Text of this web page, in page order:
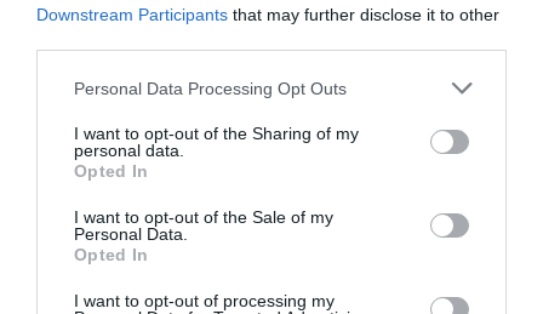
Downstream Participants that may further disclose it to other
Please note that this website/app uses one or more Google
not limited to your visit or usage behaviour. You may click to
grant or deny consent to Google and its third-party tags to
use your data for below specified purposes in below Google
consent section.
Personal Data Processing Opt Outs
I want to opt-out of the Sharing of my
personal data.
Opted In
I want to opt-out of the Sale of my
Personal Data.
Opted In
I want to opt-out of processing my
szövegértést és a problémamegoldást,
amelyek közül most az elsőn volt a hangsúly.
A PISA-vizsgálat az OECD nemzetközi tanulói
ben indítottak el, és háromévenként
ismételnek meg.